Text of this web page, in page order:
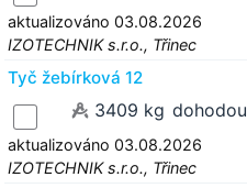
aktualizováno 03.08.2026
IZOTECHNIK s.r.o., Třinec
Tyč žebírková 12
3409 kg dohodou
aktualizováno 03.08.2026
IZOTECHNIK s.r.o., Třinec